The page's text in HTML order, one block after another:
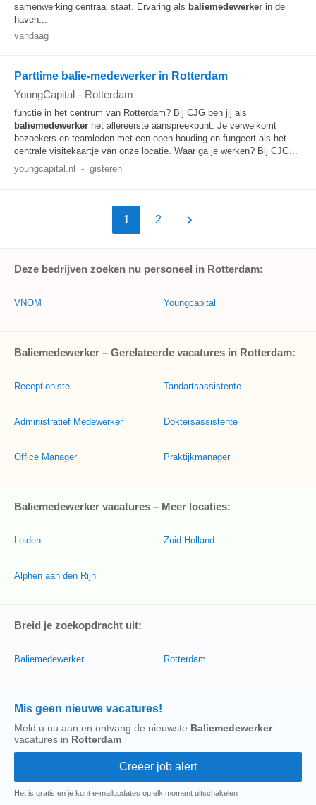
samenwerking centraal staat. Ervaring als baliemedewerker in de
haven...
vandaag
Parttime balie-medewerker in Rotterdam
YoungCapital - Rotterdam
functie in het centrum van Rotterdam? Bij CJG ben jij als
baliemedewerker het allereerste aanspreekpunt. Je verwelkomt
bezoekers en teamleden met een open houding en fungeert als het
centrale visitekaartje van onze locatie. Waar ga je werken? Bij CJG...
youngcapital.nl
- gisteren
1 2
Deze bedrijven zoeken nu personeel in Rotterdam:
VNOM Youngcapital
Baliemedewerker – Gerelateerde vacatures in Rotterdam:
Receptioniste
Administratief Medewerker
Office Manager
Tandartsassistente
Doktersassistente
Praktijkmanager
Baliemedewerker vacatures – Meer locaties:
Leiden
Alphen aan den Rijn
Zuid-Holland
Breid je zoekopdracht uit:
Baliemedewerker Rotterdam
Mis geen nieuwe vacatures!
Meld u nu aan en ontvang de nieuwste Baliemedewerker
vacatures in Rotterdam
Het is gratis en je kunt e-mailupdates op elk moment uitschakelen